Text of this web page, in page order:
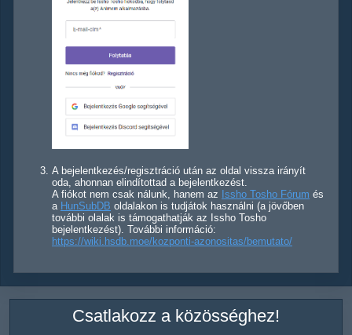
A bejelentkezés/regisztráció után az oldal vissza irányít
oda, ahonnan elindítottad a bejelentkezést.
A fiókot nem csak nálunk, hanem az Issho Tosho Fórum és
a HunSubDB oldalakon is tudjátok használni (a jövőben
további olalak is támogathatják az Issho Tosho
bejelentkezést). További információ:
https://wiki.hsdb.moe/kozponti-azonositas/bemutato/
Csatlakozz a közösséghez!